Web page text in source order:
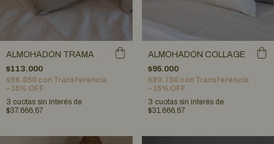
ALMOHADÓN TRAMA
$113.000
$96.050 con Transferencia
– 15% OFF
3 cuotas sin interés de
$37.666,67
ALMOHADÓN COLLAGE
$95.000
$80.750 con Transferencia
– 15% OFF
3 cuotas sin interés de
$31.666,67